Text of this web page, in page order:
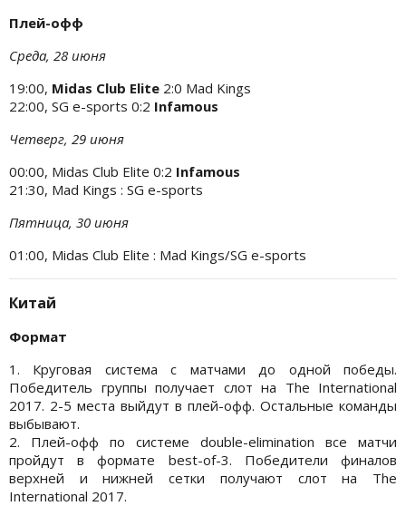
Плей-офф
Среда, 28 июня
19:00, Midas Club Elite 2:0 Mad Kings
22:00, SG e-sports 0:2 Infamous
Четверг, 29 июня
00:00, Midas Club Elite 0:2 Infamous
21:30, Mad Kings : SG e-sports
Пятница, 30 июня
01:00, Midas Club Elite : Mad Kings/SG e-sports
Китай
Формат
1. Круговая система с матчами до одной победы.
Победитель группы получает слот на The International
2017. 2-5 места выйдут в плей-офф. Остальные команды
выбывают.
2. Плей-офф по системе double-elimination все матчи
пройдут в формате best-of-3. Победители финалов
верхней и нижней сетки получают слот на The
International 2017.